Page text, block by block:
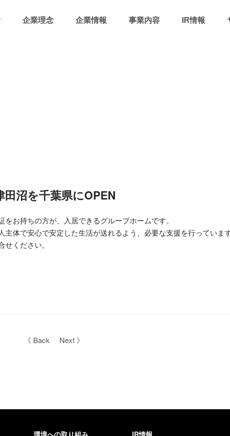
企業理念 企業情報 事業内容 IR情報
沼を千葉県にOPEN
をお持ちの方が、入居できるグループホームです。
体で安心で安定した生活が送れるよう、必要な支援を行っています
ください。
《 Back Next 》
環境への取り組み IR情報